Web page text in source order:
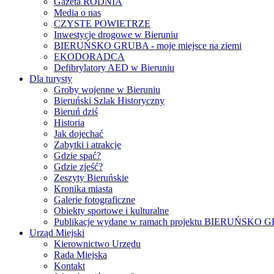
Media o nas
CZYSTE POWIETRZE
Inwestycje drogowe w Bieruniu
BIERUŃSKO GRUBA - moje miejsce na ziemi
EKODORADCA
Defibrylatory AED w Bieruniu
Dla turysty
Groby wojenne w Bieruniu
Bieruński Szlak Historyczny
Bieruń dziś
Historia
Jak dojechać
Zabytki i atrakcje
Gdzie spać?
Gdzie zjeść?
Zeszyty Bieruńskie
Kronika miasta
Galerie fotograficzne
Obiekty sportowe i kulturalne
Publikacje wydane w ramach projektu BIERUŃSKO
Urząd Miejski
Kierownictwo Urzędu
Rada Miejska
Kontakt